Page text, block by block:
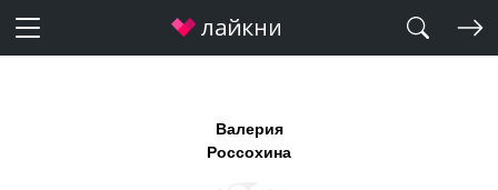
Валерия
Россохина